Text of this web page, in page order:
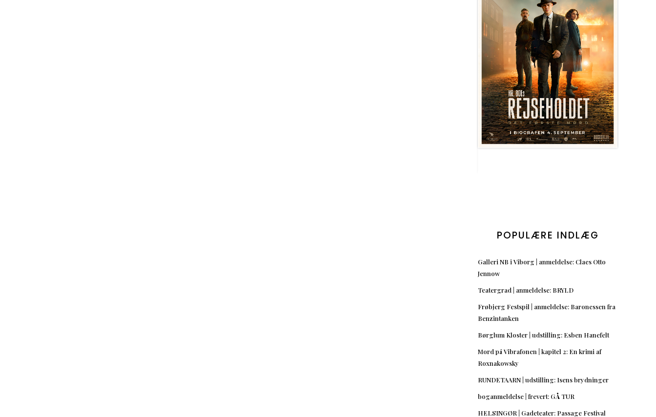
POPULÆRE INDLÆG
Galleri NB i Viborg | anmeldelse: Claes Otto
Jennow
Teatergrad | anmeldelse: BRYLD
Frøbjerg Festspil | anmeldelse: Baronessen fra
Benzintanken
Børglum Kloster | udstilling: Esben Hanefelt
Mord på Vibrafonen | kapitel 2: En krimi af
Roxnakowsky
RUNDETAARN | udstilling: Isens brydninger
boganmeldelse | frevert: GÅ TUR
HELSINGØR | Gadeteater: Passage Festival